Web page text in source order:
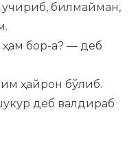
учириб, билмайман,
бор-а? — деб
ҳайрон бўлиб.
деб валдираб